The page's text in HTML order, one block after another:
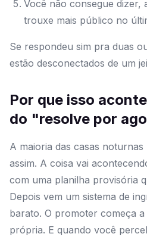
Você não consegue dizer,
trouxe mais público no
Se respondeu sim pra duas
estão desconectados de um
Por que isso
do "resolve por
A maioria das casas
assim. A coisa vai
com uma planilha provisória
Depois vem um sistema de
barato. O promoter começa
própria. E quando você